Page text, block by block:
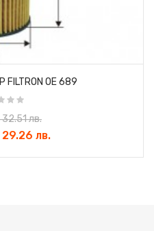
OE 689
лв.
лв.